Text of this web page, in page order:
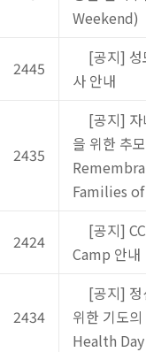
Weekend)
2445
[공지] 성
사 안내
2435
[공지] 자
을 위한 추
Families
2424
[공지]
Camp 안내
2434
[공지] 정
위한 기도
Health